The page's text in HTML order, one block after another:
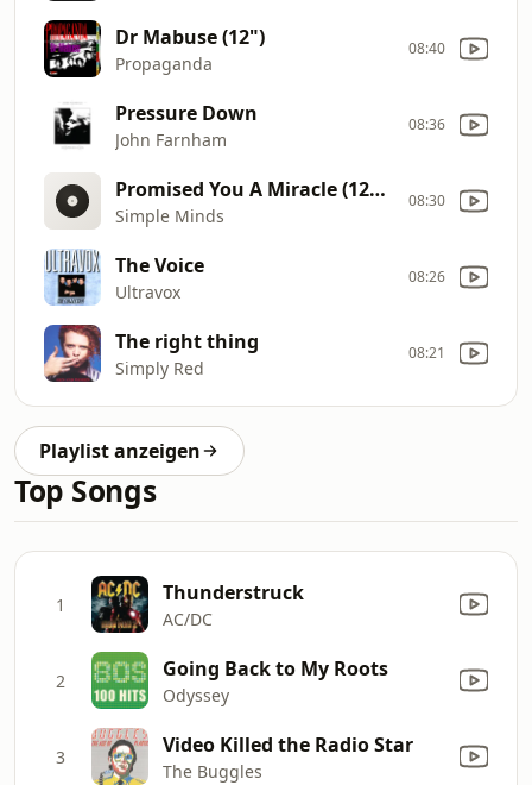
Dr Mabuse (12")
Propaganda
08:40
Pressure Down
John Farnham
08:36
Promised You A Miracle (12" Mix)
Simple Minds
08:30
The Voice
Ultravox
08:26
The right thing
Simply Red
08:21
Playlist anzeigen
Top Songs
1 Thunderstruck
AC/DC
2 Going Back to My Roots
Odyssey
3 Video Killed the Radio Star
The Buggles